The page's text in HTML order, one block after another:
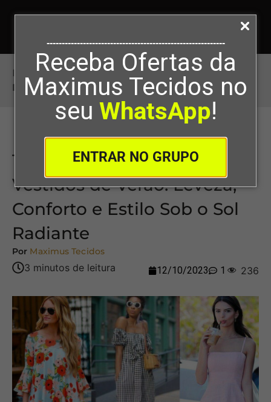
-----------------------------------------------------------
Receba Ofertas da
Maximus Tecidos no
seu WhatsApp!
ENTRAR NO GRUPO
Início>Tipos de Tecidos para Vestidos de Verão:
Leveza, Conforto e Estilo Sob o Sol Radiante
Tipos de Tecidos para
Vestidos de Verão: Leveza,
Conforto e Estilo Sob o Sol
Radiante
Por Maximus Tecidos
12/10/2023 1 236